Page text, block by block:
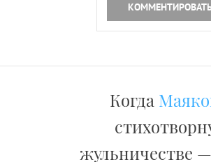
Когда
жульничестве